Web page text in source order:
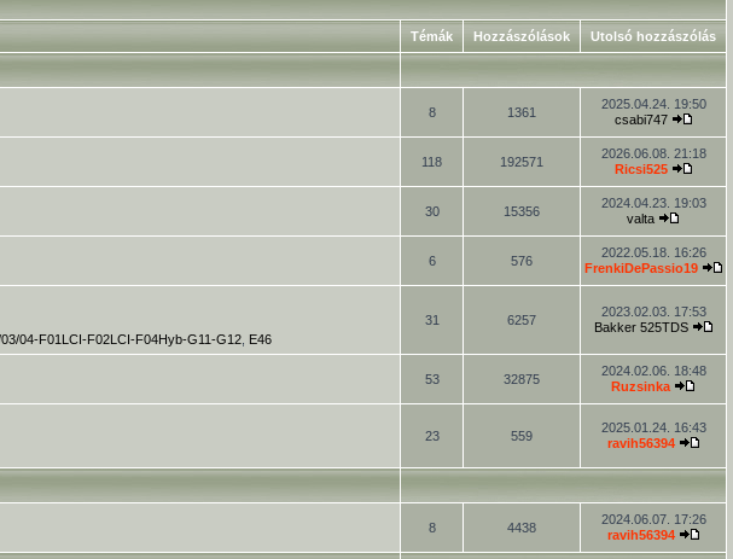
Témák Hozzászólások Utolsó hozzászólás
8 1361
2025.04.24. 19:50
csabi747
118 192571
2026.06.08. 21:18
Ricsi525
30 15356
2024.04.23. 19:03
valta
6 576
2022.05.18. 16:26
FrenkiDePassio19
04-F01LCI-F02LCI-F04Hyb-G11-G12 E46
31 6257
2023.02.03. 17:53
Bakker 525TDS
53 32875
2024.02.06. 18:48
Ruzsinka
23 559
2025.01.24. 16:43
ravih56394
8 4438
2024.06.07. 17:26
ravih56394